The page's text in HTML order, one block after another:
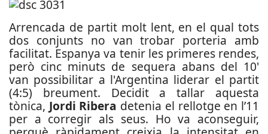
Arrencada de partit molt lent, en el qual tots
dos conjunts no van trobar porteria amb
facilitat. Espanya va tenir les primeres rendes,
però cinc minuts de sequera abans del 10'
van possibilitar a l'Argentina liderar el partit
(4:5) breument. Decidit a tallar aquesta
tònica, Jordi Ribera detenia el rellotge en l’11
per a corregir als seus. Ho va aconseguir,